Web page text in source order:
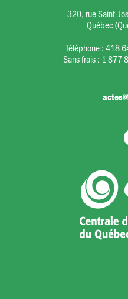
320, rue Saint-
Québec
Téléphone :418
Sans frais : 1 877